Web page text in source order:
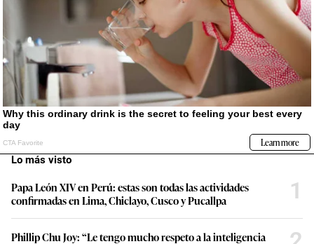
Lo más visto
Papa León XIV en Perú: estas son todas las actividades
confirmadas en Lima, Chiclayo, Cusco y Pucallpa
1
Phillip Chu Joy: “Le tengo mucho respeto a la inteligencia